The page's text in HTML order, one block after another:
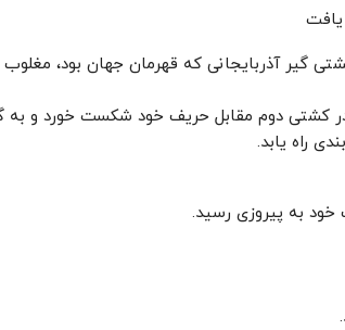
کشتی دوم مقابل حریف خود شکست خورد و به
راه یابد.